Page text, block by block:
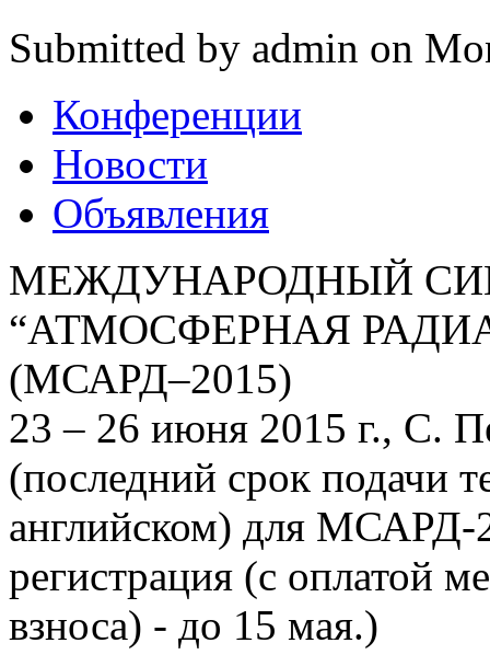
Submitted by admin on
Конференции
Новости
Объявления
МЕЖДУНАРОДНЫЙ
“АТМОСФЕРНАЯ
(МСАРД–2015)
23 – 26 июня 2015 г., С.
(последний срок подачи
английском) для МСАРД-
регистрация (с оплатой
взноса) - до 15 мая.)